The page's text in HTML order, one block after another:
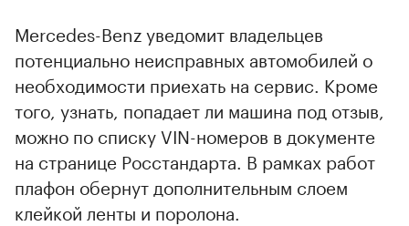
00:00 / 00:00
Mercedes-Benz уведомит владельцев
потенциально неисправных автомобилей о
необходимости приехать на сервис. Кроме
того, узнать, попадает ли машина под отзыв,
можно по списку VIN-номеров в документе
на странице Росстандарта. В рамках работ
плафон обернут дополнительным слоем
клейкой ленты и поролона.